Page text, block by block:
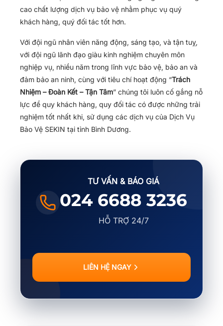
cao chất lượng dịch vụ bảo vệ nhằm phục vụ quý
khách hàng, quý đối tác tốt hơn.
Với đội ngũ nhân viên năng động, sáng tạo, và tận tuỵ,
với đội ngũ lãnh đạo giàu kinh nghiệm chuyên môn
nghiệp vụ, nhiều năm trong lĩnh vực bảo vệ, bảo an và
đảm bảo an ninh, cùng với tiêu chí hoạt động “Trách
Nhiệm – Đoàn Kết – Tận Tâm” chúng tôi luôn cố gắng nỗ
lực để quy khách hàng, quy đối tác có được những trải
nghiệm tốt nhất khi, sử dụng các dịch vụ của Dịch Vụ
Bảo Vệ SEKIN tại tỉnh Bình Dương.
TƯ VẤN & BÁO GIÁ
024 6688 3236
HỖ TRỢ 24/7
LIÊN HỆ NGAY